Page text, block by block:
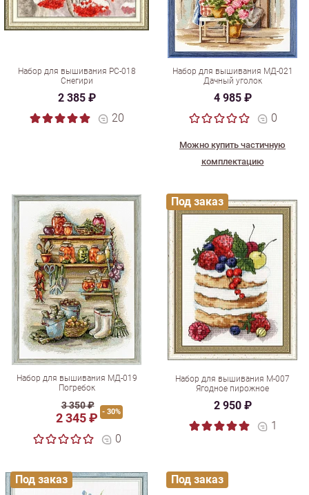
Набор для вышивания РС-018
Снегири
2 385 ₽
20
Набор для вышивания МД-021
Дачный уголок
4 985 ₽
0
Можно купить частичную
комплектацию
Набор для вышивания МД-019
Погребок
3 350 ₽
2 345 ₽ - 30%
0
Набор для вышивания М-007
Ягодное пирожное
2 950 ₽
1
Под заказ
Под заказ Под заказ